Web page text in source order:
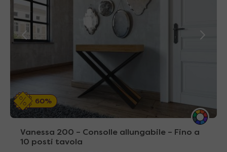
60%
Vanessa 200 – Consolle allungabile – Fino a
10 posti tavola